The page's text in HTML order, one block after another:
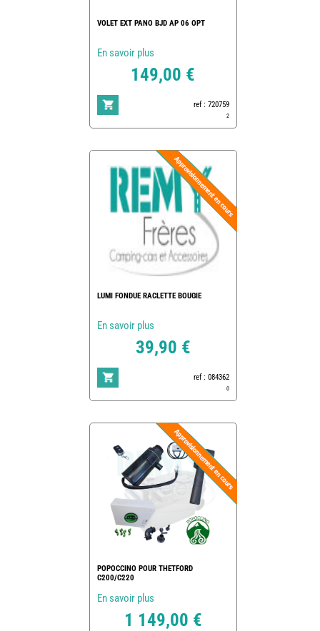
VOLET EXT PANO BJD AP 06 OPT
En savoir plus
149,00 €
ref : 720759
2
LUMI FONDUE RACLETTE BOUGIE
En savoir plus
39,90 €
ref : 084362
0
POPOCCINO POUR THETFORD
C200/C220
En savoir plus
1 149,00 €